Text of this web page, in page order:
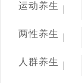
运动养生 |
两性养生 |
人群养生 |